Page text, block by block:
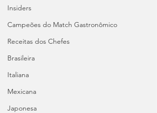
⁠Insiders
Campeões do Match Gastronômico
Receitas dos Chefes
Brasileira
Italiana
Mexicana
Japonesa